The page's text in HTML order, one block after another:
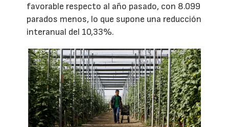
favorable respecto al año pasado, con 8.099
parados menos, lo que supone una reducción
interanual del 10,33%.